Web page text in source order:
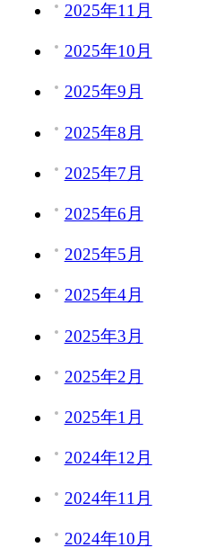
2025年11月
2025年10月
2025年9月
2025年8月
2025年7月
2025年6月
2025年5月
2025年4月
2025年3月
2025年2月
2025年1月
2024年12月
2024年11月
2024年10月